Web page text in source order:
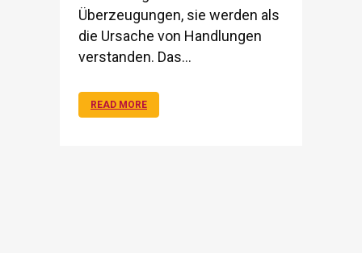
Überzeugungen, sie werden als
die Ursache von Handlungen
verstanden. Das...
READ MORE